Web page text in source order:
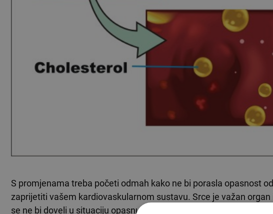
S promjenama treba početi odmah kako ne bi porasla opasnost
zaprijetiti vašem kardiovaskularnom sustavu. Srce je važan
se ne bi doveli u situaciju opasnu po zdravlje.